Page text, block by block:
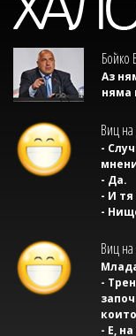
Бойко
Аз
няма
Виц
-
- Да.
- И тя
-
Виц
-
- Е,